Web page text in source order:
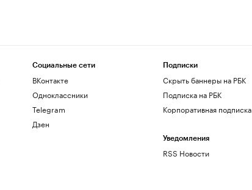
Социальные сети
ВКонтакте
Одноклассники
Telegram
Дзен
Подписки
Скрыть баннеры на РБК
Подписка на РБК
Корпоративная подписка
Уведомления
RSS Новости